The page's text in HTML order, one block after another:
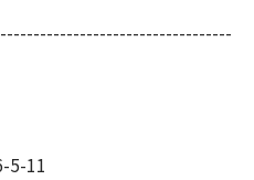
5-11